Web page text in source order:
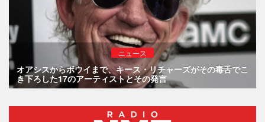
ニュース
オアシスからボウイまで、キース・リチャーズがその毒舌でこ
き下ろした17のアーティストとその発言